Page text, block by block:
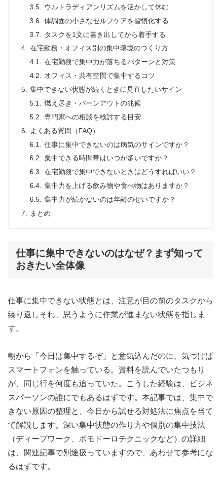
ウルトラディアンリズムを活かして休む
体調面の小さなセルフケアを習慣化する
タスクを1文に書き出してから着手する
在宅勤務・オフィス別の集中環境のつくり方
在宅勤務で集中力が落ちるパターンと対策
オフィス・共有空間で集中するコツ
集中できない状態が続くときに見直したいサイン
燃え尽き・バーンアウトの兆候
専門家への相談を検討する目安
よくある質問（FAQ）
仕事に集中できないのは病気のサインですか？
集中できる時間帯はいつが多いですか？
在宅勤務で集中できないときはどうすればいい？
集中力を上げる飲み物や食べ物はありますか？
集中力が続かないのは年齢のせいですか？
まとめ
仕事に集中できないのはなぜ？まず知って
おきたい全体像
仕事に集中できない状態とは、注意が目の前のタスクから
繰り返しそれ、思うように作業が進まない状態を指しま
す。
朝から「今日は集中するぞ」と意気込んだのに、気づけば
スマートフォンを触っている。資料を読んでいたつもり
が、同じ行を何度も追っていた。こうした経験は、ビジネ
スパーソンの誰にでもあるはずです。本記事では、集中で
きない原因の整理と、今日から試せる対処法に焦点を当て
て解説します。深い集中状態の作り方や個別の集中技法
（ディープワーク、ポモドーロテクニックなど）の詳細
は、関連記事で別途扱っていますので、あわせて参考にな
るはずです。